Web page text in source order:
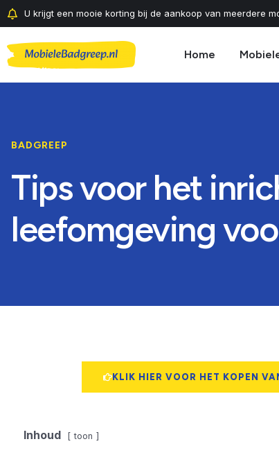
U krijgt een mooie korting bij de aankoop van meerdere
Home
BADGREEP
Tips voor het
leefomgeving
KLIK HIER VOOR HET KOPEN
Inhoud toon